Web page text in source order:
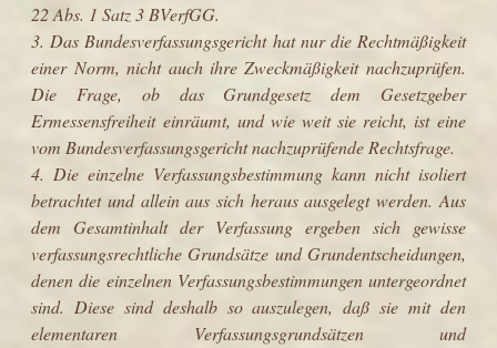
22 Abs. 1 Satz 3 BVerfGG.
3. Das Bundesverfassungsgericht hat nur die Rechtmäßigkeit
einer Norm, nicht auch ihre Zweckmäßigkeit nachzuprüfen.
Die Frage, ob das Grundgesetz dem Gesetzgeber
Ermessensfreiheit einräumt, und wie weit sie reicht, ist eine
vom Bundesverfassungsgericht nachzuprüfende Rechtsfrage.
4. Die einzelne Verfassungsbestimmung kann nicht isoliert
betrachtet und allein aus sich heraus ausgelegt werden. Aus
dem Gesamtinhalt der Verfassung ergeben sich gewisse
verfassungsrechtliche Grundsätze und Grundentscheidungen,
denen die einzelnen Verfassungsbestimmungen untergeordnet
sind. Diese sind deshalb so auszulegen, daß sie mit den
elementaren Verfassungsgrundsätzen und